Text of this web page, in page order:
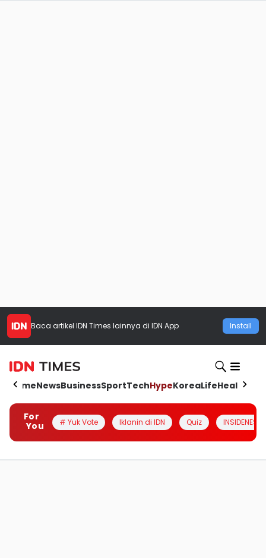
Baca artikel IDN Times lainnya di IDN App Install
HomeNewsBusinessSportTechHypeKoreaLifeHealth
For
You
# Yuk Vote Iklanin di IDN Quiz INSIDENESIA